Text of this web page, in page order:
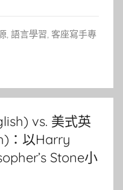
, 語言學習, 客座寫手專
vs. 美式英
：以Harry
Stone小